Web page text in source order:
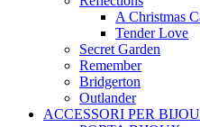
A Christmas
Tender Love
Secret Garden
Remember
Bridgerton
Outlander
ACCESSORI PER